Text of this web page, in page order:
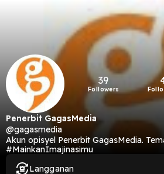
39
Followers
Penerbit GagasMedia
@gagasmedia
Akun opisyel Penerbit GagasMedia.
#MainkanImajinasimu
Langganan